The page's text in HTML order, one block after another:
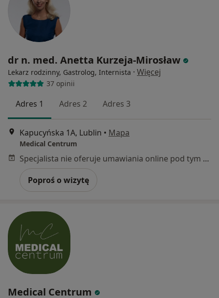
dr n. med. Anetta Kurzeja-Mirosław
Lekarz rodzinny, Gastrolog, Internista · Więcej
37 opinii
Adres 1 Adres 2 Adres 3
Kapucyńska 1A, Lublin • Mapa
Medical Centrum
Specjalista nie oferuje umawiania online pod tym adresem.
Poproś o wizytę
Medical Centrum